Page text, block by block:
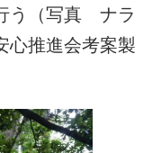
う（写真 ナラ
心推進会考案製